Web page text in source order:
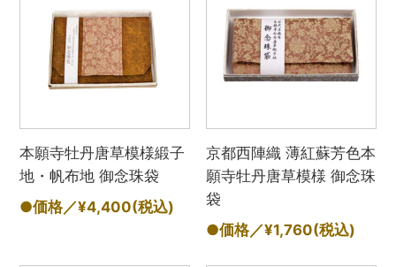
本願寺牡丹唐草模様緞子
地・帆布地 御念珠袋
●価格／¥4,400(税込)
京都西陣織 薄紅蘇芳色本
願寺牡丹唐草模様 御念珠
袋
●価格／¥1,760(税込)